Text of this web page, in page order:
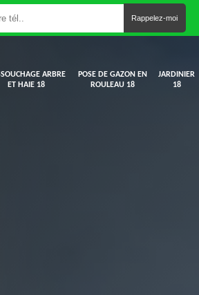
ARBRE
ET HAIE 18
POSE DE GAZON EN
ROULEAU 18
JARDINIER
18